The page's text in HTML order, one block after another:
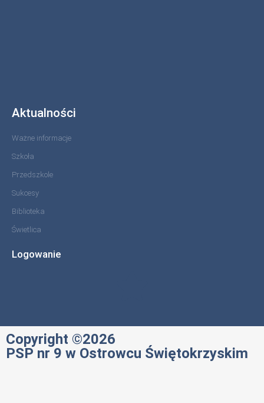
Aktualności
Ważne informacje
Szkoła
Przedszkole
Sukcesy
Biblioteka
Świetlica
Logowanie
Copyright ©2026
PSP nr 9 w Ostrowcu Świętokrzyskim